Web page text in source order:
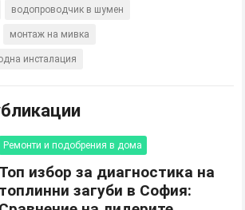
водопроводчик в шумен
монтаж на мивка
инсталация
Ремонти и подобрения в дома
Топ избор за диагностика на
топлинни загуби в София: